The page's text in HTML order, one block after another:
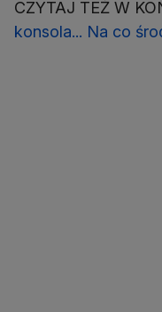
CZYTAJ TEŻ W
konsola... Na co